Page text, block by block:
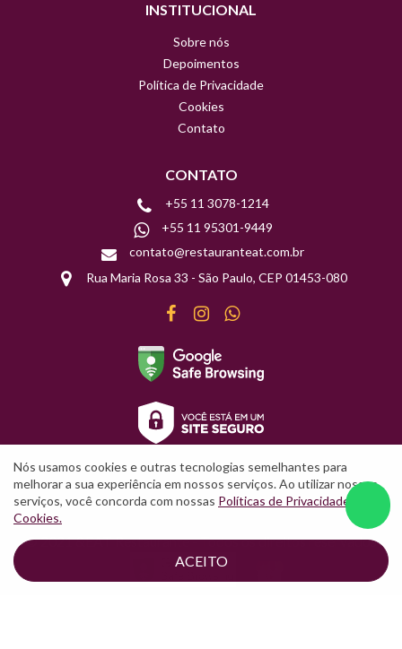
INSTITUCIONAL
Sobre nós
Depoimentos
Política de Privacidade
Cookies
Contato
CONTATO
+55 11 3078-1214
+55 11 95301-9449
contato@restauranteat.com.br
Rua Maria Rosa 33 - São Paulo, CEP 01453-080
FacebookInstagramWhatsApp
© 2021 &EAT Restaurante - Todos os direitos reservados
Nós usamos cookies e outras tecnologias semelhantes para
melhorar a sua experiência em nossos serviços. Ao utilizar nossos
serviços, você concorda com nossas Políticas de Privacidade
Cookies.
ACEITO